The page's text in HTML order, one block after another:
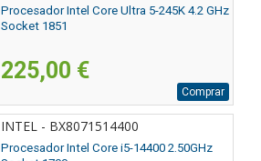
Procesador Intel Core Ultra 5-245K 4.2 GHz
Socket 1851
225,00 €
Comprar
INTEL - BX8071514400
Procesador Intel Core i5-14400 2.50GHz